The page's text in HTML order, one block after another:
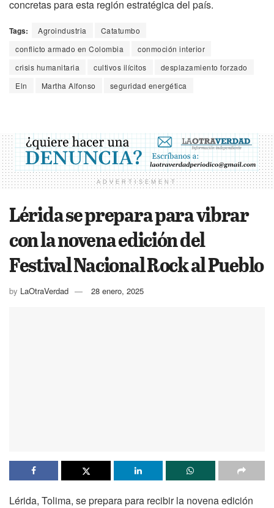
concretas para esta región estratégica del país.
Tags: Agroindustria
Catatumbo
conflicto armado en Colombia
conmoción interior
crisis humanitaria
cultivos ilícitos
desplazamiento forzado
Eln
Martha Alfonso seguridad energética
ADVERTISEMENT
Lérida se prepara para vibrar
con la novena edición del
Festival Nacional Rock al Pueblo
by LaOtraVerdad 28 enero, 2025
Lérida, Tolima, se prepara para recibir la novena edición